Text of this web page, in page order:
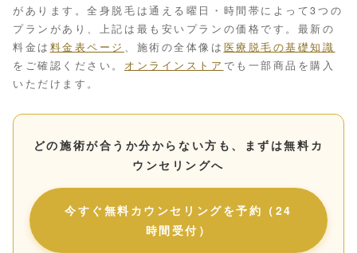
があります。全身脱毛は通える曜日・時間帯によって3つの
プランがあり、上記は最も安いプランの価格です。最新の
料金は 料金表ページ 、施術の全体像は 医療脱毛の基礎知識
をご確認ください。 オンラインストア でも一部商品を購入
いただけます。
どの施術が合うか分からない方も、まずは無料カ
ウンセリングへ
今すぐ無料カウンセリングを予約（24
時間受付）